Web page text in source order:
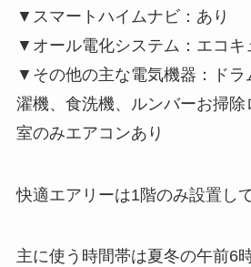
▼スマートハイムナビ：あり
▼オール電化システム：エコキ
▼その他の主な電気機器：ドラ
濯機、食洗機、ルンバーお掃
室のみエアコンあり
快適エアリーは1階のみ設置し
主に使う時間帯は夏冬の午前6